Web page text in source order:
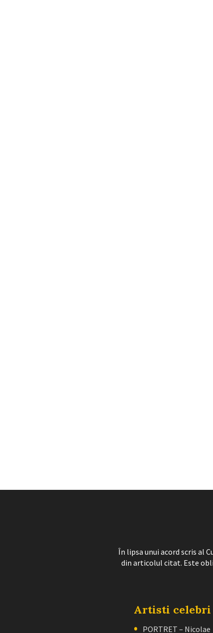
În lipsa unui acord scris al
din articolul citat. Este
Artisti celebri
PORTRET – Nicolae